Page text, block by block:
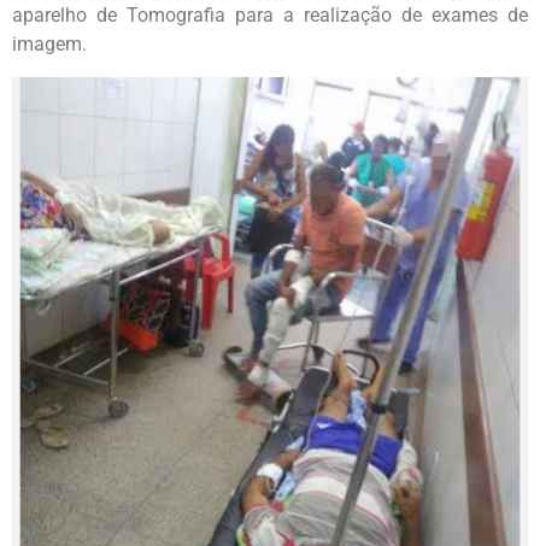
aparelho de Tomografia para a realização de exames de
imagem.